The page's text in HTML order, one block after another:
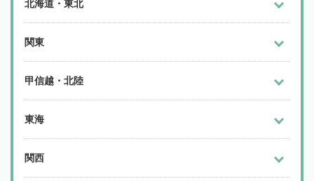
北海道・東北
関東
甲信越・北陸
東海
関西